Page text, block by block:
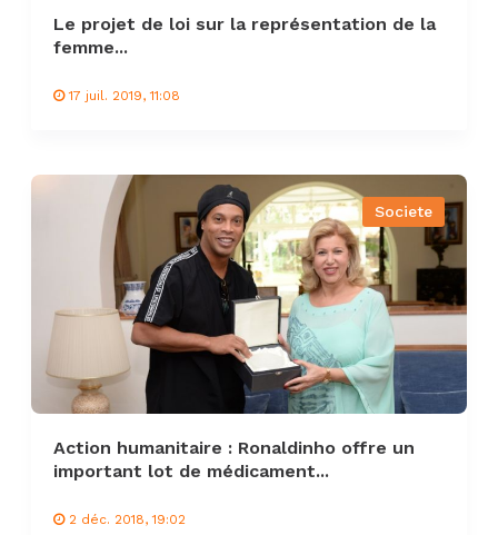
Le projet de loi sur la représentation de la
femme...
17 juil. 2019, 11:08
Societe
Action humanitaire : Ronaldinho offre un
important lot de médicament...
2 déc. 2018, 19:02